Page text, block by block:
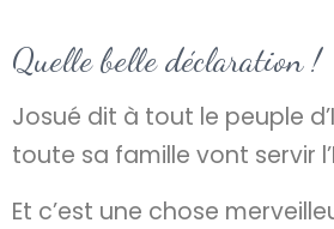
Quelle belle déclaration !
Josué dit à tout le peuple
toute sa famille vont servir
Et c’est une chose